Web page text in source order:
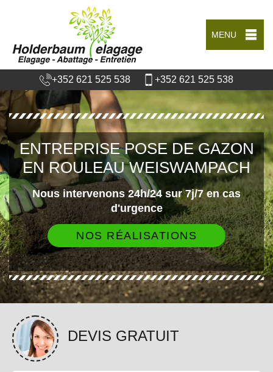
MENU
+352 621 525 538 +352 621 525 538
ENTREPRISE POSE DE GAZON
EN ROULEAU WEISWAMPACH
Nous intervenons 24h/24 sur 7j/7 en cas
d'urgence
NOS RÉALISATIONS
DEVIS GRATUIT